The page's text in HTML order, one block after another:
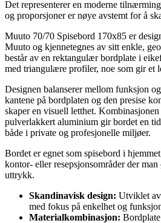
Det representerer en moderne
og proporsjoner er nøye avstemt for å
Muuto 70/70 Spisebord 170x85 er
Muuto og kjennetegnes av sitt enkle,
består av en rektangulær bordplate i
med triangulære profiler, noe som gir et
Designen balanserer mellom funksjon
kantene på bordplaten og den presise
skaper en visuell letthet.
pulverlakkert aluminium gir bordet en
både i private og profesjonelle miljøer.
Bordet er egnet som spisebord i
kontor- eller resepsjonsområder der
uttrykk.
Skandinavisk design: Utviklet
med fokus på enkelhet og
Materialkombinasjon: